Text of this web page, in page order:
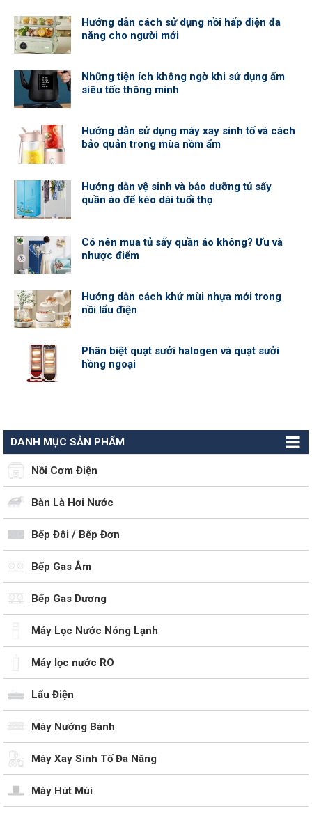
Hướng dẫn cách sử dụng nồi hấp điện đa
năng cho người mới
Những tiện ích không ngờ khi sử dụng ấm
siêu tốc thông minh
Hướng dẫn sử dụng máy xay sinh tố và cách
bảo quản trong mùa nồm ẩm
Hướng dẫn vệ sinh và bảo dưỡng tủ sấy
quần áo để kéo dài tuổi thọ
Có nên mua tủ sấy quần áo không? Ưu và
nhược điểm
Hướng dẫn cách khử mùi nhựa mới trong
nồi lẩu điện
Phân biệt quạt sưởi halogen và quạt sưởi
hồng ngoại
DANH MỤC SẢN PHẨM
Nồi Cơm Điện
Bàn Là Hơi Nước
Bếp Đôi / Bếp Đơn
Bếp Gas Âm
Bếp Gas Dương
Máy Lọc Nước Nóng Lạnh
Máy lọc nước RO
Lẩu Điện
Máy Nướng Bánh
Máy Xay Sinh Tố Đa Năng
Máy Hút Mùi